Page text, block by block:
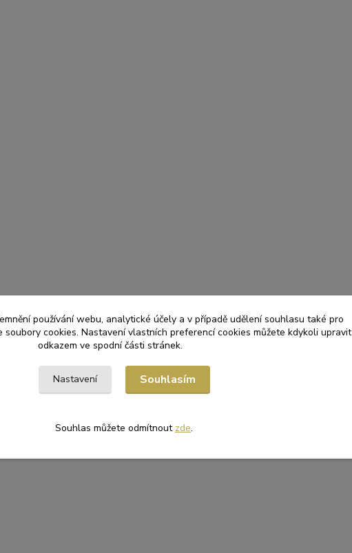
používání webu, analytické účely a v případě udělení souhlasu také pro
soubory cookies. Nastavení vlastních preferencí cookies můžete kdykoli upravit
odkazem ve spodní části stránek.
Nastavení Souhlasím
Souhlas můžete odmítnout zde.